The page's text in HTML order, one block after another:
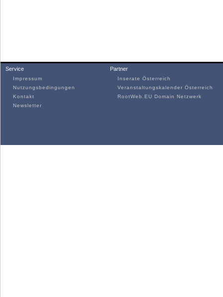
Service
Impressum
Nutzungsbedingungen
Kontakt
Newsletter
Partner
Inserate Österreich
Veranstaltungskalender Österreich
RootWeb.EU Domain Netzwerk